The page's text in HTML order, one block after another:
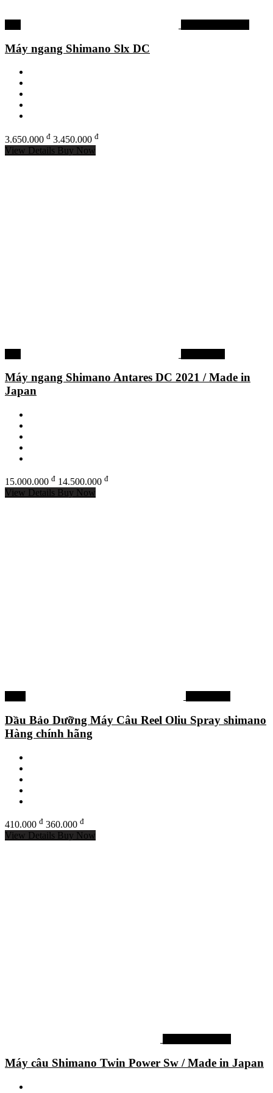
Máy ngang Shimano Slx DC
3.650.000 đ 3.450.000 đ
View Details Buy Now
Máy ngang Shimano Antares DC 2021 / Made in
Japan
15.000.000 đ 14.500.000 đ
View Details Buy Now
Dầu Bảo Dưỡng Máy Câu Reel Oliu Spray shimano
Hàng chính hãng
410.000 đ 360.000 đ
View Details Buy Now
Máy câu Shimano Twin Power Sw / Made in Japan